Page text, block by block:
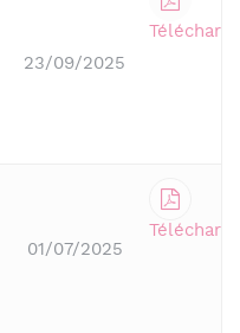
23/09/2025
01/07/2025